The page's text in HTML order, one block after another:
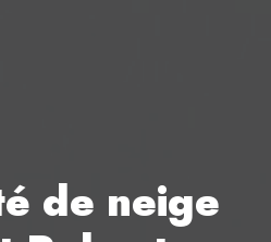
de neige